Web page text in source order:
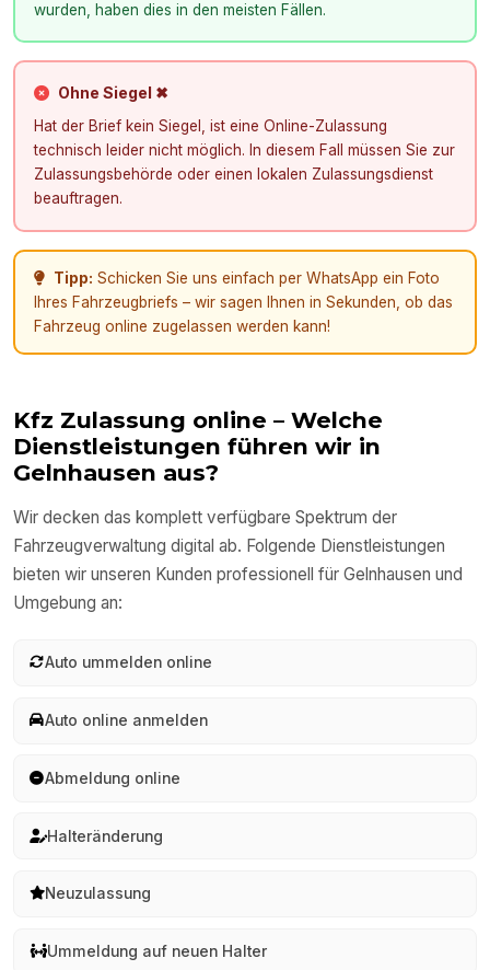
wurden, haben dies in den meisten Fällen.
Ohne Siegel ✖
Hat der Brief kein Siegel, ist eine Online-Zulassung
technisch leider nicht möglich. In diesem Fall müssen Sie zur
Zulassungsbehörde oder einen lokalen Zulassungsdienst
beauftragen.
Tipp: Schicken Sie uns einfach per WhatsApp ein Foto
Ihres Fahrzeugbriefs – wir sagen Ihnen in Sekunden, ob das
Fahrzeug online zugelassen werden kann!
Kfz Zulassung online – Welche
Dienstleistungen führen wir in
Gelnhausen aus?
Wir decken das komplett verfügbare Spektrum der
Fahrzeugverwaltung digital ab. Folgende Dienstleistungen
bieten wir unseren Kunden professionell für Gelnhausen und
Umgebung an:
Auto ummelden online
Auto online anmelden
Abmeldung online
Halteränderung
Neuzulassung
Ummeldung auf neuen Halter